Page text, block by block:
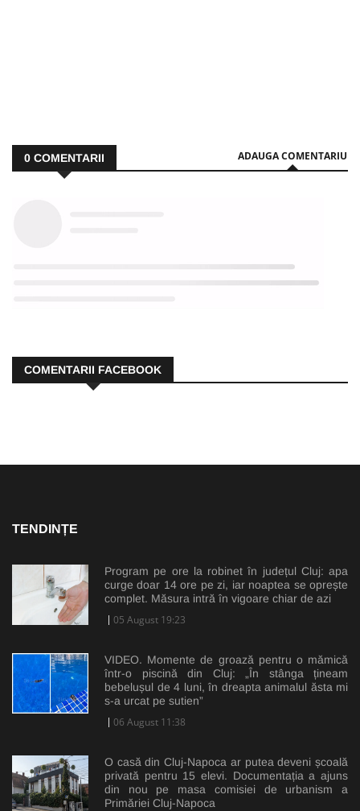
0 COMENTARII ADAUGA COMENTARIU
COMENTARII FACEBOOK
TENDINȚE
Program pe ore la robinet în județul Cluj: apa
curge doar 14 ore pe zi, iar noaptea se oprește
complet. Măsura intră în vigoare chiar de azi
05 August 19:23
VIDEO. Momente de groază pentru o mămică
într-o piscină din Cluj: „În stânga țineam
bebelușul de 4 luni, în dreapta animalul ăsta mi
s-a urcat pe sutien”
06 August 11:38
O casă din Cluj-Napoca ar putea deveni școală
privată pentru 15 elevi. Documentația a ajuns
din nou pe masa comisiei de urbanism a
Primăriei Cluj-Napoca